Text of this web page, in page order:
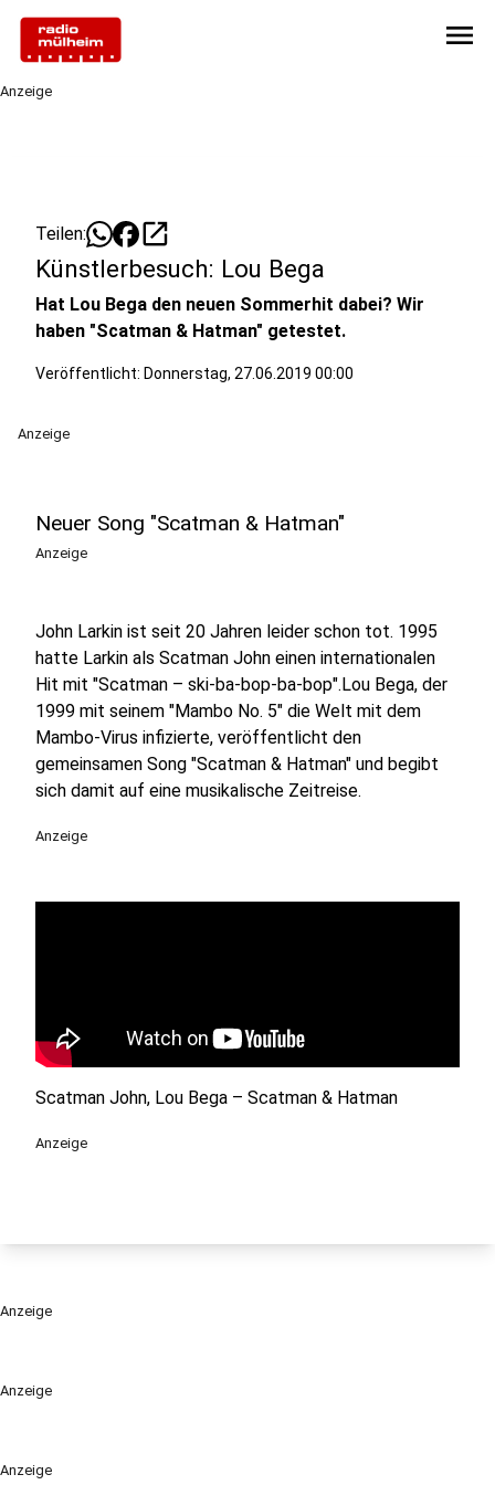
menu
Anzeige
Anzeige
Anzeige
Teilen: open_in_new
Künstlerbesuch: Lou Bega
Hat Lou Bega den neuen Sommerhit dabei? Wir
haben "Scatman & Hatman" getestet.
Veröffentlicht: Donnerstag, 27.06.2019 00:00
Anzeige
Neuer Song "Scatman & Hatman"
Anzeige
John Larkin ist seit 20 Jahren leider schon tot. 1995
hatte Larkin als Scatman John einen internationalen
Hit mit "Scatman – ski-ba-bop-ba-bop".Lou Bega, der
1999 mit seinem "Mambo No. 5" die Welt mit dem
Mambo-Virus infizierte, veröffentlicht den
gemeinsamen Song "Scatman & Hatman" und begibt
sich damit auf eine musikalische Zeitreise.
Anzeige
Scatman John, Lou Bega – Scatman & Hatman
Anzeige
Anzeige